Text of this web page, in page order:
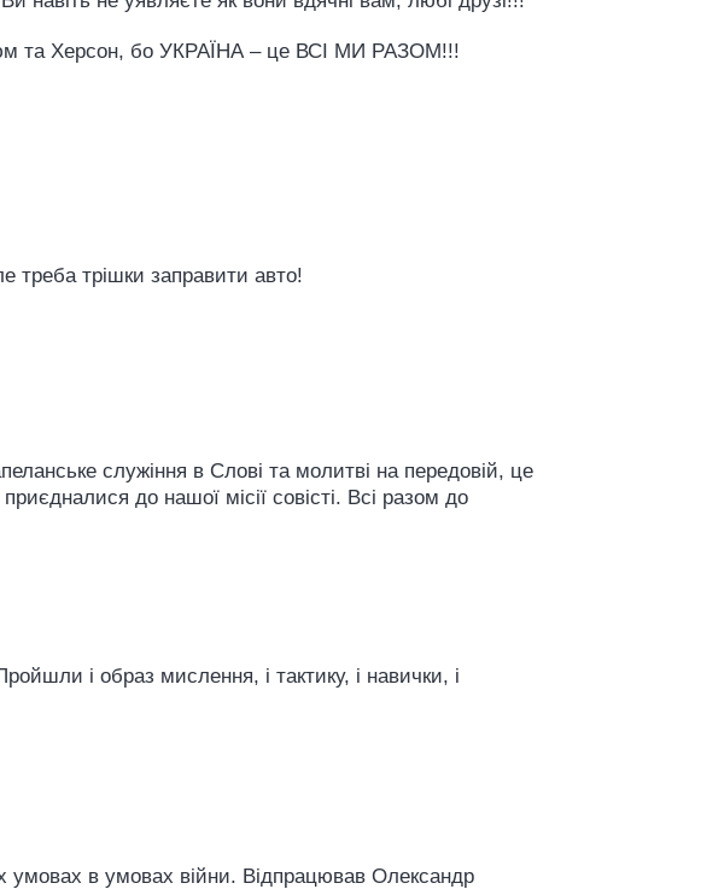
та Херсон, бо УКРАЇНА – це ВСІ МИ РАЗОМ!!!
треба трішки заправити авто!
служіння в Слові та молитві на передовій, це
до нашої місії совісті. Всі разом до
і образ мислення, і тактику, і навички, і
умовах в умовах війни. Відпрацював Олександр